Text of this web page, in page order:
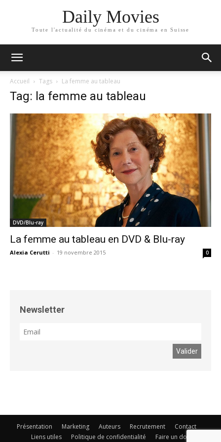
Daily Movies
Toute l'actualité du cinéma et du cinéma en Suisse
Accueil Tags La femme au tableau
Tag: la femme au tableau
DVD/Blu-ray
La femme au tableau en DVD & Blu-ray
Alexia Cerutti - 19 novembre 2015 0
Newsletter
Présentation Marketing Auteurs Recrutement
Contact
Liens utiles
Politique de confidentialité Faire un don